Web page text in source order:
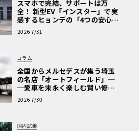
スマホで完結、サポートは万
全！ 新型EV「インスター」で実
感するヒョンデの「4つの安心」
【第1回・ヒョンデ6つの疑問：
Why? Hyundai?】〈PR〉
2026 7/31
コラム
全国からメルセデスが集う埼玉
の名店「オートフィールド」─
─愛車を末永く楽しむ賢い修理
術と、プロがフックス製オイル
を選ぶ理由〈PR〉
2026 7/30
国内試乗